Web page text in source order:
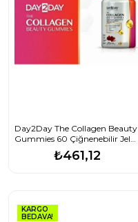
Day2Day The Collagen Beauty
Gummies 60 Çiğnenebilir Jel
₺461,12
KARGO
BEDAVA!